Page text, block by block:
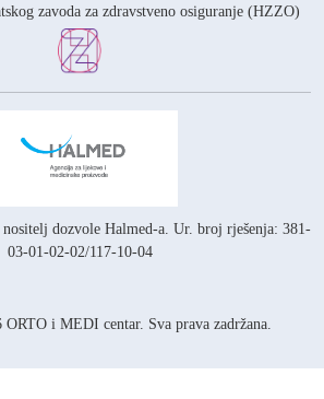
i MEDI centar. Sva prava zadržana.
zavoda za zdravstveno osiguranje (HZZO)
dozvole Halmed-a. Ur. broj rješenja: 381-
03-01-02-02/117-10-04